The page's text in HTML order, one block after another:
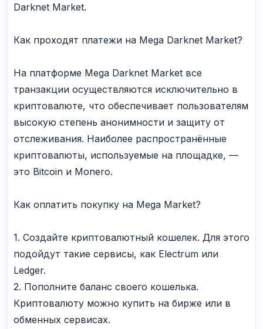
Darknet Market.
Как проходят платежи на Mega Darknet Market?
На платформе Mega Darknet Market все
транзакции осуществляются исключительно в
криптовалюте, что обеспечивает пользователям
высокую степень анонимности и защиту от
отслеживания. Наиболее распространённые
криптовалюты, используемые на площадке, —
это Bitcoin и Monero.
Как оплатить покупку на Mega Market?
1. Создайте криптовалютный кошелек. Для этого
подойдут такие сервисы, как Electrum или
Ledger.
2. Пополните баланс своего кошелька.
Криптовалюту можно купить на бирже или в
обменных сервисах.